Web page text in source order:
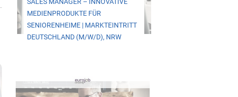
MEDIENPRODUKTE FÜR
SENIORENHEIME | MARKTEINTRITT
DEUTSCHLAND (M/W/D), NRW